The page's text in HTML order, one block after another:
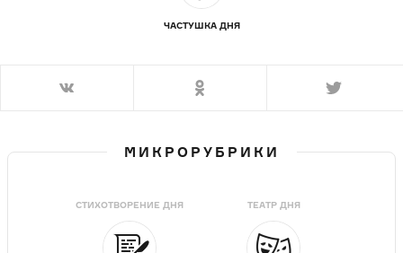
ЧАСТУШКА ДНЯ
МИКРОРУБРИКИ
СТИХОТВОРЕНИЕ ДНЯ ТЕАТР ДНЯ